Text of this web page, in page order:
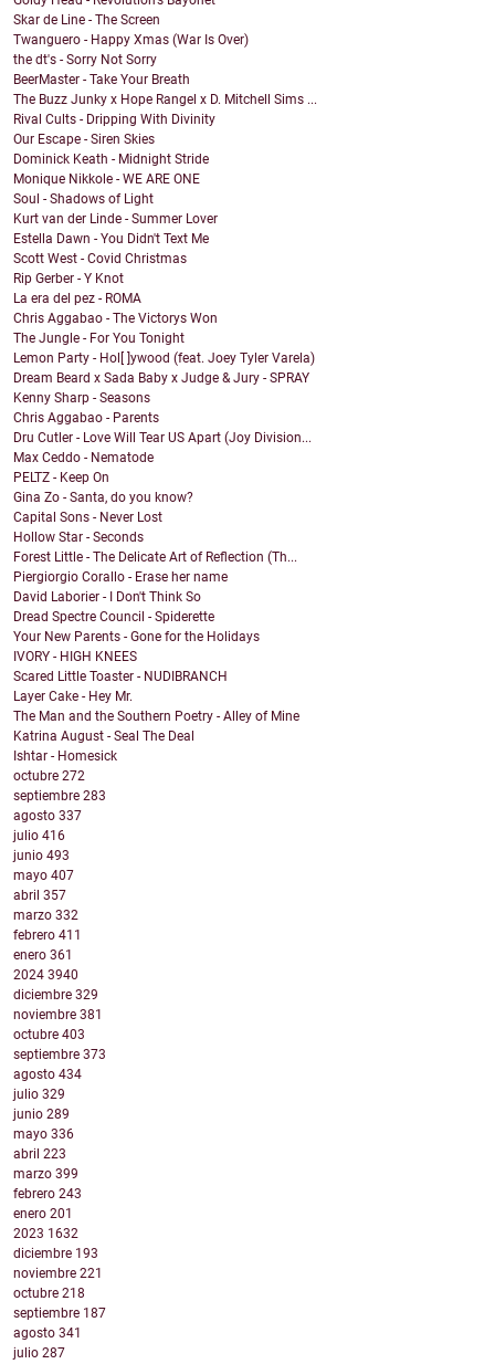
Skar de Line - The Screen
Twanguero - Happy Xmas (War Is Over)
the dt's - Sorry Not Sorry
BeerMaster - Take Your Breath
The Buzz Junky x Hope Rangel x D. Mitchell Sims ...
Rival Cults - Dripping With Divinity
Our Escape - Siren Skies
Dominick Keath - Midnight Stride
Monique Nikkole - WE ARE ONE
Soul - Shadows of Light
Kurt van der Linde - Summer Lover
Estella Dawn - You Didn't Text Me
Scott West - Covid Christmas
Rip Gerber - Y Knot
La era del pez - ROMA
Chris Aggabao - The Victorys Won
The Jungle - For You Tonight
Lemon Party - Hol[ ]ywood (feat. Joey Tyler Varela)
Dream Beard x Sada Baby x Judge & Jury - SPRAY
Kenny Sharp - Seasons
Chris Aggabao - Parents
Dru Cutler - Love Will Tear US Apart (Joy Division...
Max Ceddo - Nematode
PELTZ - Keep On
Gina Zo - Santa, do you know?
Capital Sons - Never Lost
Hollow Star - Seconds
Forest Little - The Delicate Art of Reflection (Th...
Piergiorgio Corallo - Erase her name
David Laborier - I Don't Think So
Dread Spectre Council - Spiderette
Your New Parents - Gone for the Holidays
IVORY - HIGH KNEES
Scared Little Toaster - NUDIBRANCH
Layer Cake - Hey Mr.
The Man and the Southern Poetry - Alley of Mine
Katrina August - Seal The Deal
Ishtar - Homesick
octubre 272
septiembre 283
agosto 337
julio 416
junio 493
mayo 407
abril 357
marzo 332
febrero 411
enero 361
2024 3940
diciembre 329
noviembre 381
octubre 403
septiembre 373
agosto 434
julio 329
junio 289
mayo 336
abril 223
marzo 399
febrero 243
enero 201
2023 1632
diciembre 193
noviembre 221
octubre 218
septiembre 187
agosto 341
julio 287